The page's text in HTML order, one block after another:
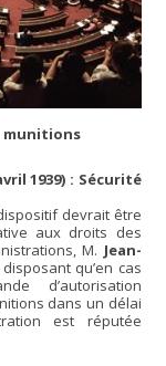
munitions
1939) : Sécurité
devrait être
aux droits des
M. Jean-
qu’en cas
d’autorisation
dans un délai
est réputée